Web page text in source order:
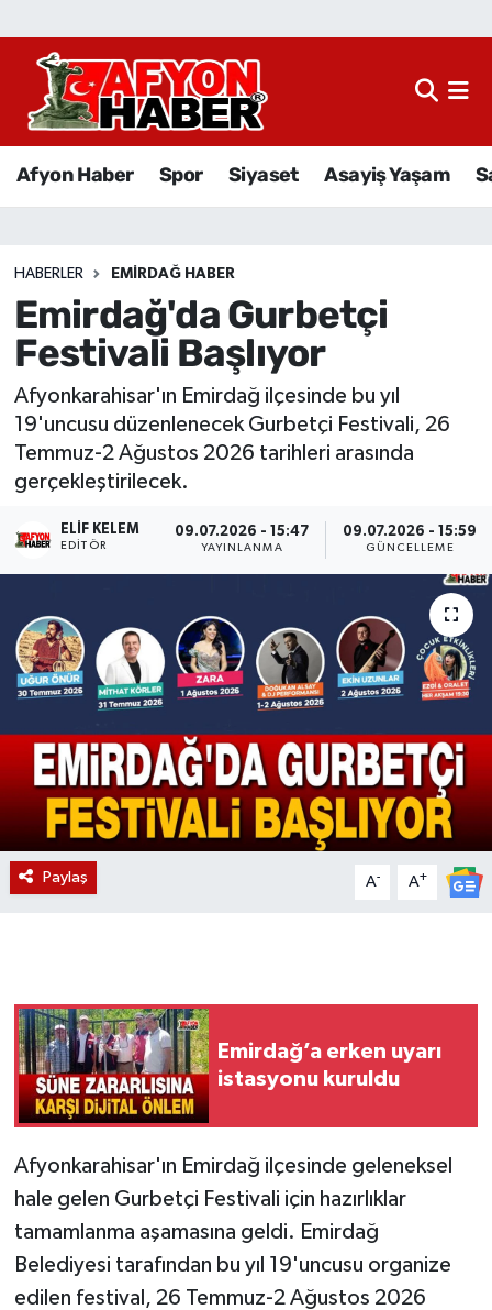
Afyon Haber Spor Siyaset Asayiş Yaşam
HABERLER EMIRDAĞ HABER
Emirdağ'da Gurbetçi
Festivali Başlıyor
Afyonkarahisar'ın Emirdağ ilçesinde bu yıl
19'uncusu düzenlenecek Gurbetçi Festivali, 26
Temmuz-2 Ağustos 2026 tarihleri arasında
gerçekleştirilecek.
ELIF KELEM
EDITÖR
09.07.2026 - 15:47
YAYINLANMA
09.07.2026 - 15:59
GÜNCELLEME
Paylaş A- A+
Emirdağ’a erken uyarı
istasyonu kuruldu
Afyonkarahisar'ın Emirdağ ilçesinde geleneksel
hale gelen Gurbetçi Festivali için hazırlıklar
tamamlanma aşamasına geldi. Emirdağ
Belediyesi tarafından bu yıl 19'uncusu organize
edilen festival, 26 Temmuz-2 Ağustos 2026
Afyon Haber
Sağlık
Eğitim
Sivil Toplum
Ekonomi
Magazin